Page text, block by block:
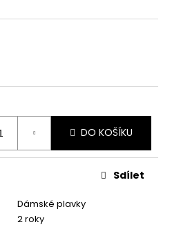
DO KOŠÍKU
Dámské plavky
2 roky
Sdílet